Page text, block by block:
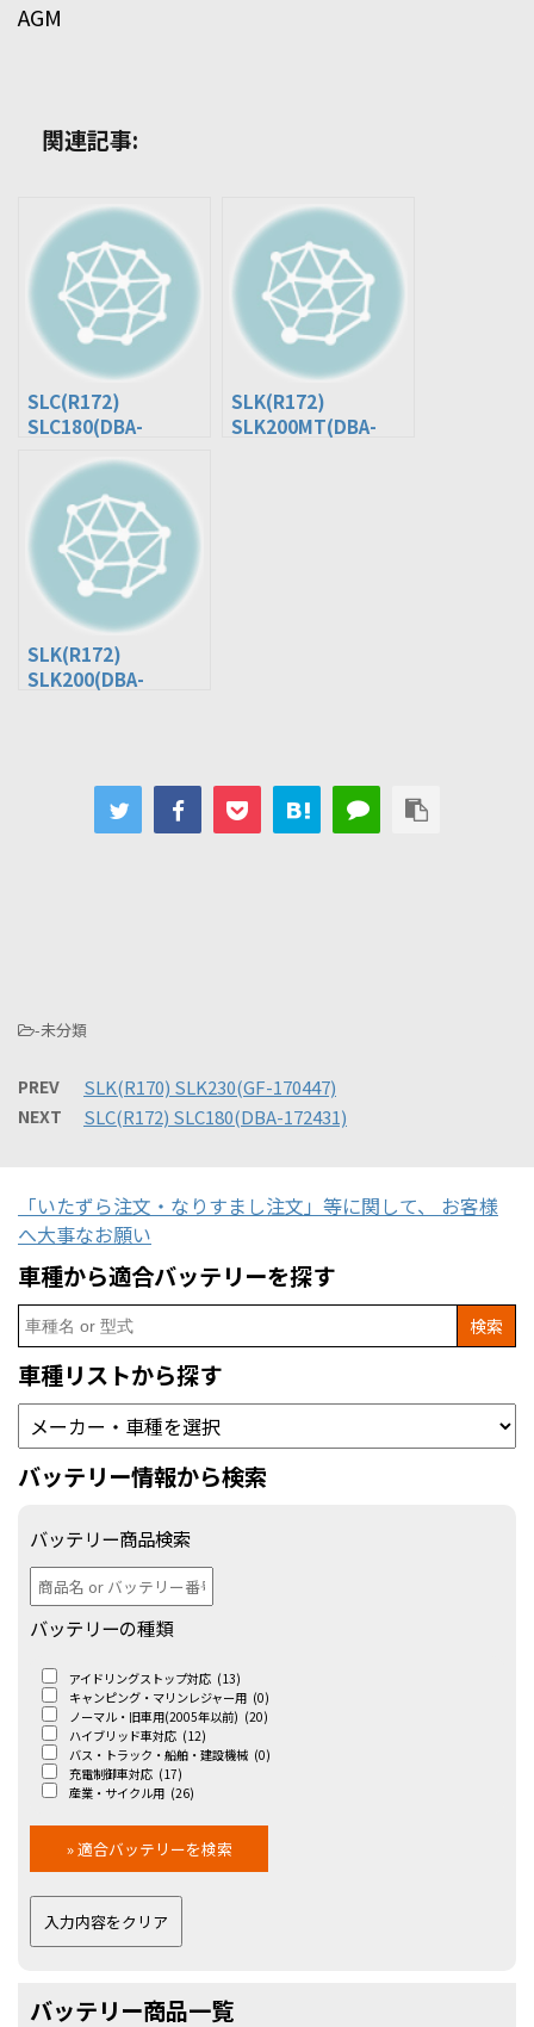
AGM
関連記事:
SLC(R172)
SLC180(DBA-
SLK(R172)
SLK200MT(DBA-
SLK(R172)
SLK200(DBA-
-未分類
PREV SLK(R170) SLK230(GF-170447)
NEXT SLC(R172) SLC180(DBA-172431)
「いたずら注文・なりすまし注文」等に関して、 お客様
へ大事なお願い
車種から適合バッテリーを探す
Search
for:
車種リストから探す
バッテリー情報から検索
バッテリー商品検索
バッテリーの種類
アイドリングストップ対応 (13)
キャンピング・マリンレジャー用 (0)
ノーマル・旧車用(2005年以前) (20)
ハイブリッド車対応 (12)
バス・トラック・船舶・建設機械 (0)
充電制御車対応 (17)
産業・サイクル用 (26)
バッテリー商品一覧